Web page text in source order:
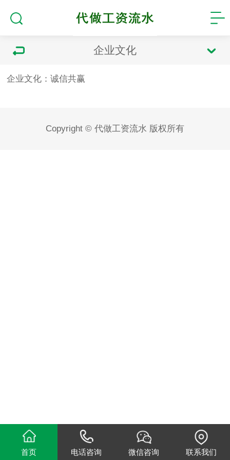
企业文化
企业文化：诚信共赢
Copyright © 代做工资流水 版权所有
首页 电话咨询 微信咨询 联系我们